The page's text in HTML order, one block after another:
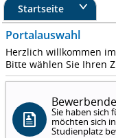
Startseite
Portalauswahl
Herzlich willkommen
Bitte wählen Sie Ihren
Bewerbende
Sie haben sich
möchten sich
Studienplatz